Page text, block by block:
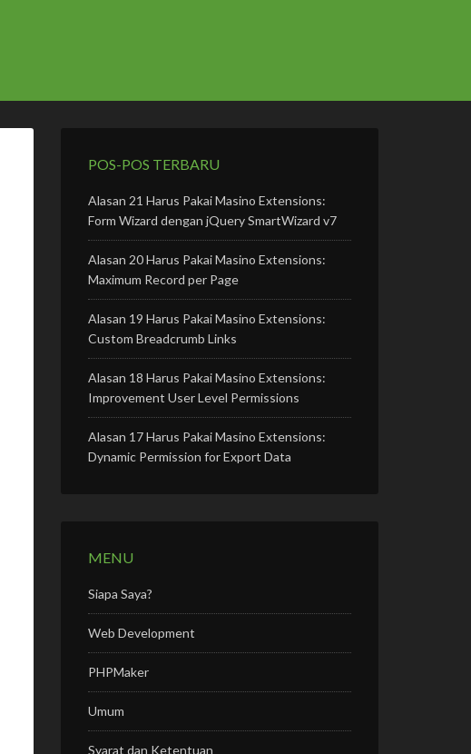
POS-POS TERBARU
Alasan 21 Harus Pakai Masino Extensions:
Form Wizard dengan jQuery SmartWizard v7
Alasan 20 Harus Pakai Masino Extensions:
Maximum Record per Page
Alasan 19 Harus Pakai Masino Extensions:
Custom Breadcrumb Links
Alasan 18 Harus Pakai Masino Extensions:
Improvement User Level Permissions
Alasan 17 Harus Pakai Masino Extensions:
Dynamic Permission for Export Data
MENU
Siapa Saya?
Web Development
PHPMaker
Umum
Syarat dan Ketentuan